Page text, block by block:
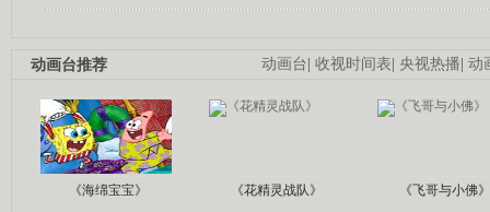
动画台| 收视时间表| 央视热播| 动
动画台推荐
《海绵宝宝》 《花精灵战队》 《飞哥与小佛》